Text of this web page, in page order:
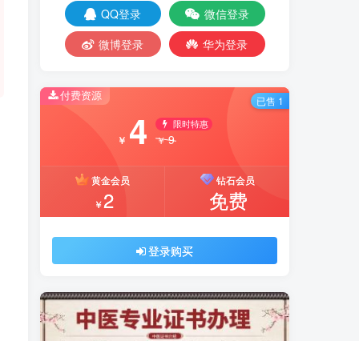
QQ登录
微信登录
微博登录
华为登录
付费资源
￥ 4 限时特惠
￥9
黄金会员
￥2
钻石会员
免费
登录购买
已售 1